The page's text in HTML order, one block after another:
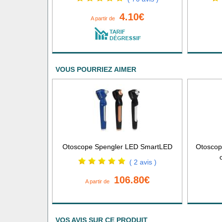
A partir de 4.10€
VOUS POURRIEZ AIMER
Otoscope Spengler LED SmartLED
( 2 avis )
A partir de 106.80€
VOS AVIS SUR CE PRODUIT